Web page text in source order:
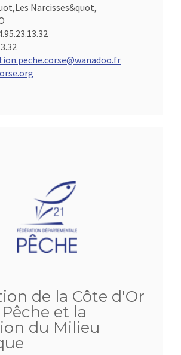
Narcisses&quot,
de la Côte d'Or
et la
du Milieu